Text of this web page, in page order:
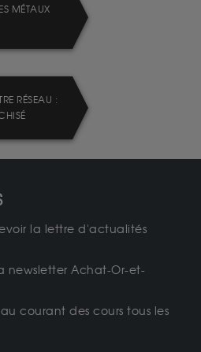
MÉTAUX
RÉSEAU :
la lettre d'actualités
newsletter Achat-Or-et-
courant des cours tous les